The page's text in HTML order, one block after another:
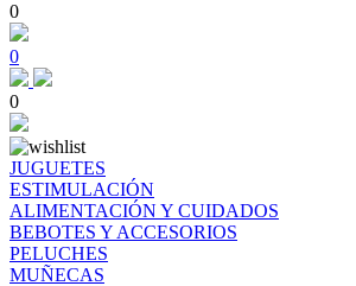
0
0
0
JUGUETES
ESTIMULACIÓN
ALIMENTACIÓN Y CUIDADOS
BEBOTES Y ACCESORIOS
PELUCHES
MUÑECAS